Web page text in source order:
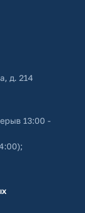
д. 214
13:00 -